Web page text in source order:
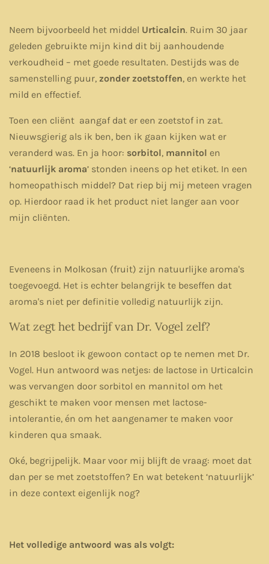
Neem bijvoorbeeld het middel Urticalcin. Ruim 30 jaar
geleden gebruikte mijn kind dit bij aanhoudende
verkoudheid – met goede resultaten. Destijds was de
samenstelling puur, zonder zoetstoffen, en werkte het
mild en effectief.
Toen een cliënt aangaf dat er een zoetstof in zat.
Nieuwsgierig als ik ben, ben ik gaan kijken wat er
veranderd was. En ja hoor: sorbitol, mannitol en
‘natuurlijk aroma’ stonden ineens op het etiket. In een
homeopathisch middel? Dat riep bij mij meteen vragen
op. Hierdoor raad ik het product niet langer aan voor
mijn cliënten.
Eveneens in Molkosan (fruit) zijn natuurlijke aroma's
toegevoegd. Het is echter belangrijk te beseffen dat
aroma's niet per definitie volledig natuurlijk zijn.
Wat zegt het bedrijf van Dr. Vogel zelf?
In 2018 besloot ik gewoon contact op te nemen met Dr.
Vogel. Hun antwoord was netjes: de lactose in Urticalcin
was vervangen door sorbitol en mannitol om het
geschikt te maken voor mensen met lactose-
intolerantie, én om het aangenamer te maken voor
kinderen qua smaak.
Oké, begrijpelijk. Maar voor mij blijft de vraag: moet dat
dan per se met zoetstoffen? En wat betekent ‘natuurlijk’
in deze context eigenlijk nog?
Het volledige antwoord was als volgt: